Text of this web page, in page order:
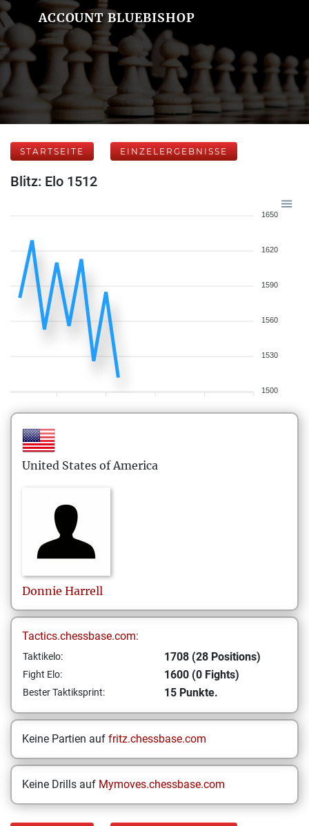
ACCOUNT BLUEBISHOP
STARTSEITE EINZELERGEBNISSE
Blitz: Elo 1512
1650
1620
1590
1560
1530
1500
United States of America
Donnie Harrell
Tactics.chessbase.com:
Taktikelo: 1708 (28 Positions)
Fight Elo: 1600 (0 Fights)
Bester Taktiksprint: 15 Punkte.
Keine Partien auf fritz.chessbase.com
Keine Drills auf Mymoves.chessbase.com